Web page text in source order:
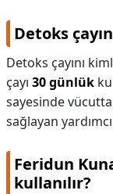
Detoks
Detoks çayını
çayı 30 günlük
sayesinde vücutta
sağlayan
Feridun
kullanılır?